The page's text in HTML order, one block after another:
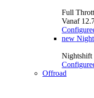
Full
Vanaf
new
Nightshift
Offroad